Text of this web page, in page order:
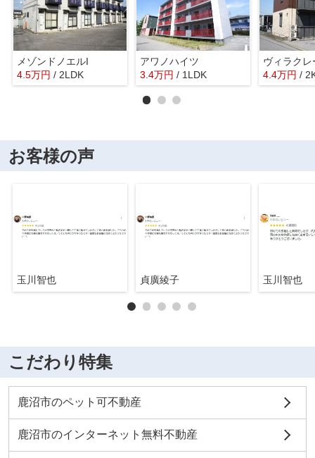
メゾンドノエルI
4.5万円 / 2LDK
アワノハイツ
3.4万円 / 1LDK
ヴィラクレ
4.4万円 /
お客様の声
玉川智也 貞廣綾子 玉川智也
こだわり特集
鹿沼市のペット可不動産
鹿沼市のインターネット無料不動産